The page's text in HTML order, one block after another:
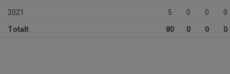
2021 5 0 0 0
Totalt 80 0 0 0